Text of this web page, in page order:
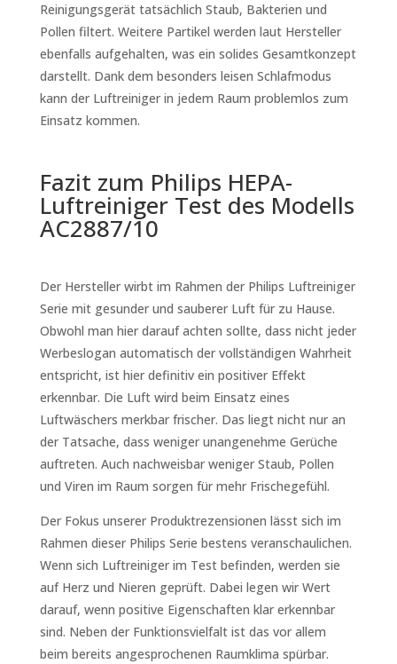
Reinigungsgerät tatsächlich Staub, Bakterien und
Pollen filtert. Weitere Partikel werden laut Hersteller
ebenfalls aufgehalten, was ein solides Gesamtkonzept
darstellt. Dank dem besonders leisen Schlafmodus
kann der Luftreiniger in jedem Raum problemlos zum
Einsatz kommen.
Fazit zum Philips HEPA-
Luftreiniger Test des Modells
AC2887/10
Der Hersteller wirbt im Rahmen der Philips Luftreiniger
Serie mit gesunder und sauberer Luft für zu Hause.
Obwohl man hier darauf achten sollte, dass nicht jeder
Werbeslogan automatisch der vollständigen Wahrheit
entspricht, ist hier definitiv ein positiver Effekt
erkennbar. Die Luft wird beim Einsatz eines
Luftwäschers merkbar frischer. Das liegt nicht nur an
der Tatsache, dass weniger unangenehme Gerüche
auftreten. Auch nachweisbar weniger Staub, Pollen
und Viren im Raum sorgen für mehr Frischegefühl.
Der Fokus unserer Produktrezensionen lässt sich im
Rahmen dieser Philips Serie bestens veranschaulichen.
Wenn sich Luftreiniger im Test befinden, werden sie
auf Herz und Nieren geprüft. Dabei legen wir Wert
darauf, wenn positive Eigenschaften klar erkennbar
sind. Neben der Funktionsvielfalt ist das vor allem
beim bereits angesprochenen Raumklima spürbar.